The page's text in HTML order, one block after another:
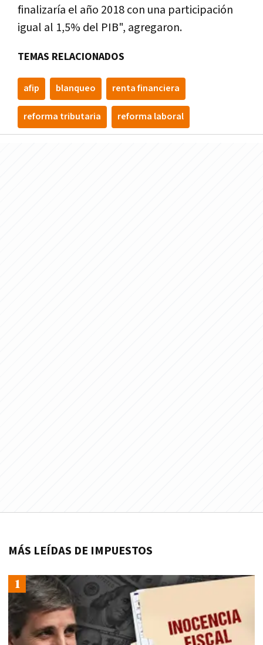
finalizarí­a el año 2018 con una participación
igual al 1,5% del PIB", agregaron.
TEMAS RELACIONADOS
afip blanqueo renta financiera
reforma tributaria reforma laboral
MÁS LEÍDAS DE IMPUESTOS